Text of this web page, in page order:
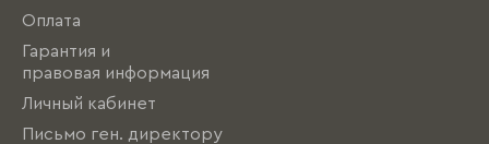
Оплата
Гарантия и
правовая информация
Личный кабинет
Письмо ген. директору